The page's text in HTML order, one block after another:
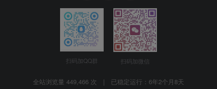
扫码加QQ群 扫码加微信
全站浏览量 449,466 次 | 已稳定运行： 6年2个月8天